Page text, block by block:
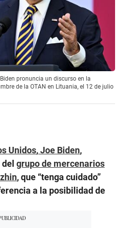
pronuncia un discurso en la
de la OTAN en Lituania, el 12 de julio
Unidos,Joe Biden,
del grupo de mercenarios
, que “tenga cuidado”
a la posibilidad de